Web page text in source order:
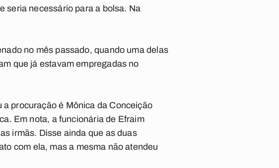
seria necessário para a bolsa. Na
no mês passado, quando uma delas
que já estavam empregadas no
procuração é Mônica da Conceição
Em nota, a funcionária de Efraim
irmãs. Disse ainda que as duas
com ela, mas a mesma não atendeu